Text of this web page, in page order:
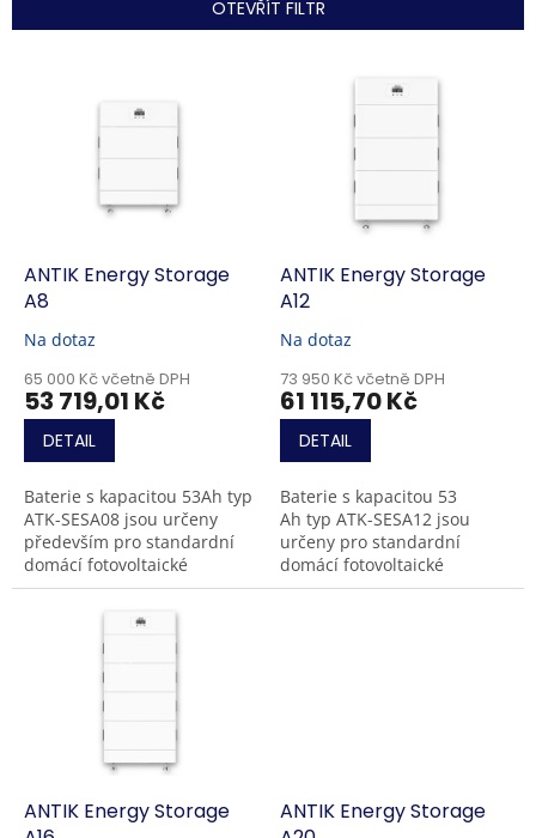
r
OTEVŘÍT FILTR
d
u
ů
ANTIK Energy Storage
A8
Na dotaz
65 000 Kč včetně DPH
53 719,01 Kč
DETAIL
Baterie s kapacitou 53Ah typ
ATK-SESA08 jsou určeny
především pro standardní
domácí fotovoltaické
systémy s výkonem do 10
kW nabízejí využitelnou
energii 8,1 kWh...
ANTIK Energy Storage
A12
Na dotaz
73 950 Kč včetně DPH
61 115,70 Kč
DETAIL
Baterie s kapacitou 53
Ah typ ATK-SESA12 jsou
určeny pro standardní
domácí fotovoltaické
systémy s výkonem kolem 10
ANTIK Energy Storage
ANTIK Energy Storage